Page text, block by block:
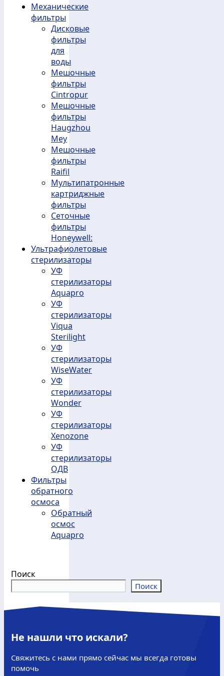
Механические
фильтры
Дисковые
фильтры
для
воды
Мешочные
фильтры
Cintropur
Мешочные
фильтры
Haugzhou
Mey
Мешочные
фильтры
Raifil
Мультипатронные
картриджные
фильтры
Сеточные
фильтры
Honeywell:
Ультрафиолетовые
стерилизаторы
УФ
стерилизаторы
Aquapro
УФ
стерилизаторы
Viqua
Sterilight
УФ
стерилизаторы
WiseWater
УФ
стерилизаторы
Wonder
УФ
стерилизаторы
Xenozone
УФ
стерилизаторы
ОДВ
Фильтры
обратного
осмоса
Обратный
осмос
Aquapro
Поиск
Поиск
Не нашли что искали?
Свяжитесь с нами прямо сейчас мы всегда готовы
помочь